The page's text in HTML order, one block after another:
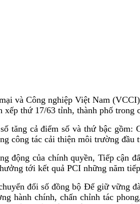
và Công nghiệp Việt Nam
thứ 17/63 tỉnh, thành phố
tăng cả điểm số và thứ bậc
công tác cải thiện môi trường
động của chính quyền, Tiếp cận
tới kết quả PCI những năm
đổi số đồng bộ Để giữ vững
hành chính, chấn chỉnh tác